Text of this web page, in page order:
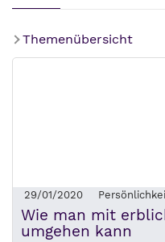
Themenübersicht
29/01/2020
Wie man mit
umgehen kann